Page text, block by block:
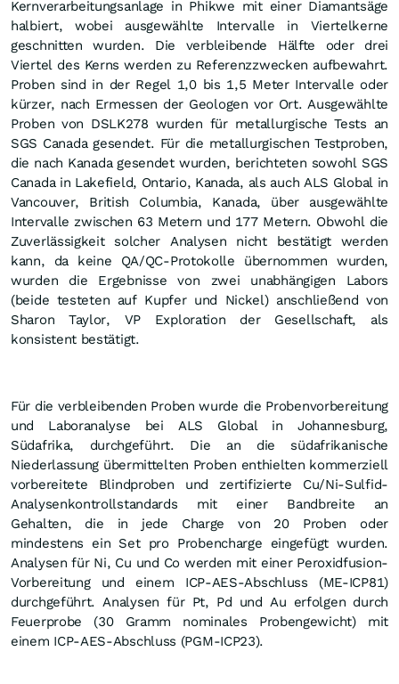
Kernverarbeitungsanlage in Phikwe mit einer Diamantsäge
halbiert, wobei ausgewählte Intervalle in Viertelkerne
geschnitten wurden. Die verbleibende Hälfte oder drei
Viertel des Kerns werden zu Referenzzwecken aufbewahrt.
Proben sind in der Regel 1,0 bis 1,5 Meter Intervalle oder
kürzer, nach Ermessen der Geologen vor Ort. Ausgewählte
Proben von DSLK278 wurden für metallurgische Tests an
SGS Canada gesendet. Für die metallurgischen Testproben,
die nach Kanada gesendet wurden, berichteten sowohl SGS
Canada in Lakefield, Ontario, Kanada, als auch ALS Global in
Vancouver, British Columbia, Kanada, über ausgewählte
Intervalle zwischen 63 Metern und 177 Metern. Obwohl die
Zuverlässigkeit solcher Analysen nicht bestätigt werden
kann, da keine QA/QC-Protokolle übernommen wurden,
wurden die Ergebnisse von zwei unabhängigen Labors
(beide testeten auf Kupfer und Nickel) anschließend von
Sharon Taylor, VP Exploration der Gesellschaft, als
konsistent bestätigt.
Für die verbleibenden Proben wurde die Probenvorbereitung
und Laboranalyse bei ALS Global in Johannesburg,
Südafrika, durchgeführt. Die an die südafrikanische
Niederlassung übermittelten Proben enthielten kommerziell
vorbereitete Blindproben und zertifizierte Cu/Ni-Sulfid-
Analysenkontrollstandards mit einer Bandbreite an
Gehalten, die in jede Charge von 20 Proben oder
mindestens ein Set pro Probencharge eingefügt wurden.
Analysen für Ni, Cu und Co werden mit einer Peroxidfusion-
Vorbereitung und einem ICP-AES-Abschluss (ME-ICP81)
durchgeführt. Analysen für Pt, Pd und Au erfolgen durch
Feuerprobe (30 Gramm nominales Probengewicht) mit
einem ICP-AES-Abschluss (PGM-ICP23).